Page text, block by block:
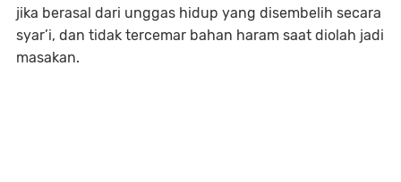
jika berasal dari unggas hidup yang disembelih secara
syar’i, dan tidak tercemar bahan haram saat diolah jadi
masakan.